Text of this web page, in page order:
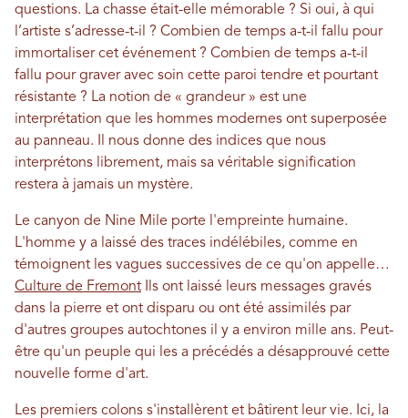
questions. La chasse était-elle mémorable ? Si oui, à qui
l’artiste s’adresse-t-il ? Combien de temps a-t-il fallu pour
immortaliser cet événement ? Combien de temps a-t-il
fallu pour graver avec soin cette paroi tendre et pourtant
résistante ? La notion de « grandeur » est une
interprétation que les hommes modernes ont superposée
au panneau. Il nous donne des indices que nous
interprétons librement, mais sa véritable signification
restera à jamais un mystère.
Le canyon de Nine Mile porte l'empreinte humaine.
L'homme y a laissé des traces indélébiles, comme en
témoignent les vagues successives de ce qu'on appelle…
Culture de Fremont Ils ont laissé leurs messages gravés
dans la pierre et ont disparu ou ont été assimilés par
d'autres groupes autochtones il y a environ mille ans. Peut-
être qu'un peuple qui les a précédés a désapprouvé cette
nouvelle forme d'art.
Les premiers colons s'installèrent et bâtirent leur vie. Ici, la